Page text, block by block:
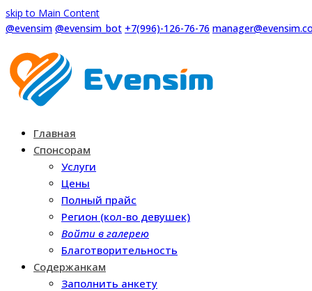
skip to Main Content
@evensim @evensim_bot +7(996)-126-76-76
Главная
Спонсорам
Услуги
Цены
Полный прайс
Регион (кол-во девушек)
Войти в галерею
Благотворительность
Содержанкам
Заполнить анкету